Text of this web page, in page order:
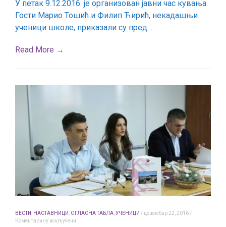
У петак 9.12.2016. је организован јавни час кувања.
Гости Марио Тошић и Филип Ћирић, некадашњи
ученици школе, приказали су пред…
Read More →
ВЕСТИ , НАСТАВНИЦИ , ОГЛАСНА ТАБЛА,УЧЕНИЦИ /децембар 22, 2016/
Коментари су искључени